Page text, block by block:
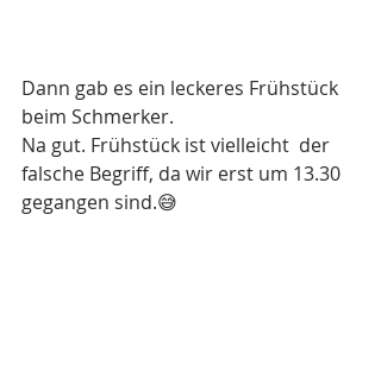
Dann gab es ein leckeres Frühstück
beim Schmerker.
Na gut. Frühstück ist vielleicht  der
falsche Begriff, da wir erst um 13.30
gegangen sind.😅